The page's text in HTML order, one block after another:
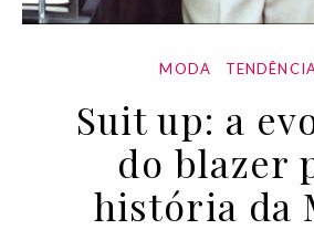
MODA
Suit up: a
do blazer
história da